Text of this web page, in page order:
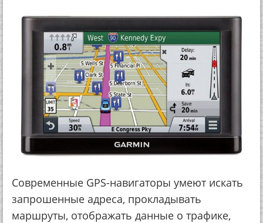
Современные GPS-навигаторы умеют искать
запрошенные адреса, прокладывать
маршруты, отображать данные о трафике,